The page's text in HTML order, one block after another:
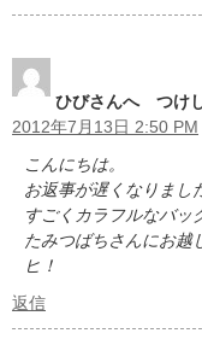
ひびさんへ つけ
2012年7月13日 2:50 PM
こんにちは。
お返事が遅くなりまし
すごくカラフルなバッ
たみつばちさんにお越
ヒ！
返信